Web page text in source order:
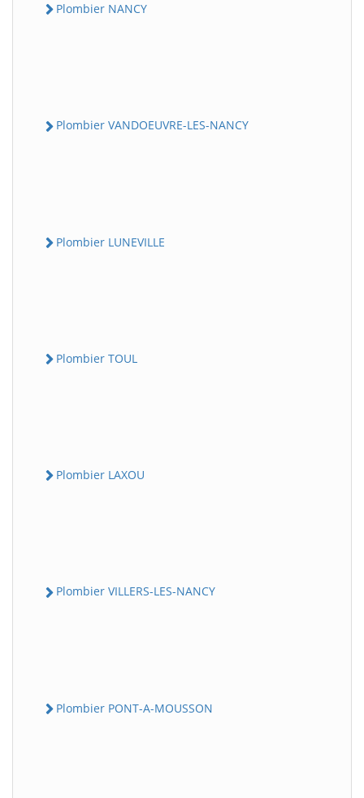
Plombier NANCY
Plombier VANDOEUVRE-LES-NANCY
Plombier LUNEVILLE
Plombier TOUL
Plombier LAXOU
Plombier VILLERS-LES-NANCY
Plombier PONT-A-MOUSSON